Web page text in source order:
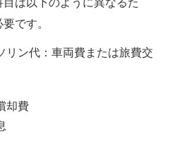
です。
リン代：車両費または旅費交
却費